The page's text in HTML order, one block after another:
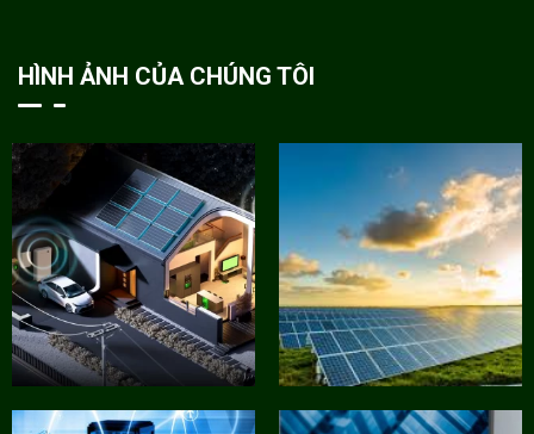
HÌNH ẢNH CỦA CHÚNG TÔI